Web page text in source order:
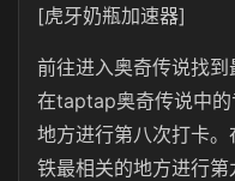
[虎牙奶瓶加速器]
前往进入奥奇传说找到
在taptap奥奇传说中
地方进行第八次打卡
铁最相关的地方进行